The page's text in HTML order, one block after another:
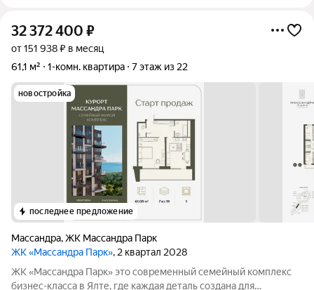
32 372 400 ₽
от 151 938 ₽ в месяц
61,1 м²
1-комн. квартира 7 этаж из 22
новостройка
последнее предложение
Массандра,ЖК Массандра Парк
ЖК «Массандра Парк», 2 квартал 2028
ЖК «Массандра Парк» это современный семейный комплекс
бизнес-класса в Ялте, где каждая деталь создана для